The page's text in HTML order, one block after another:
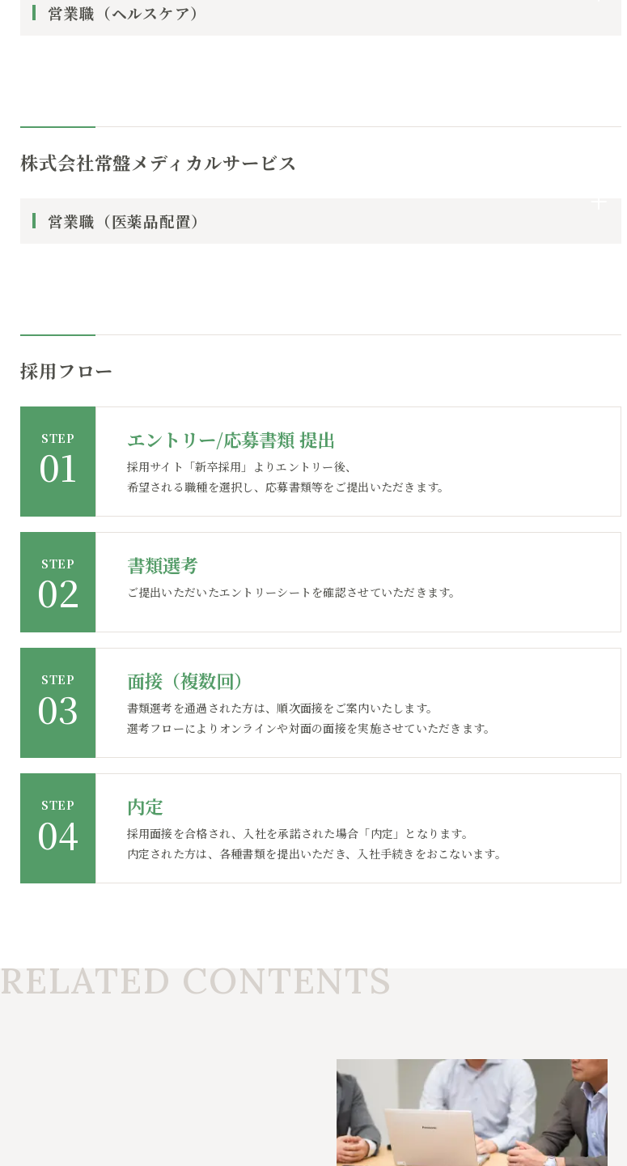
営業職（ヘルスケア）
株式会社常盤メディカルサービス
営業職（医薬品配置）
採用フロー
STEP エントリー/応募書類 提出
採用サイト「新卒採用」よりエントリー後、
希望される職種を選択し、応募書類等をご提出いただきます。
STEP 書類選考
ご提出いただいたエントリーシートを確認させていただきます。
STEP 面接（複数回）
書類選考を通過された方は、順次面接をご案内いたします。
選考フローによりオンラインや対面の面接を実施させていただきます。
STEP 内定
採用面接を合格され、入社を承諾された場合「内定」となります。
内定された方は、各種書類を提出いただき、入社手続きをおこないます。
RELATED CONTENTS